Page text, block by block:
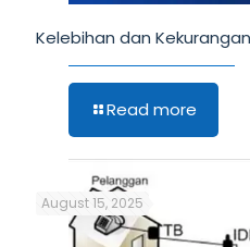
Kelebihan dan
Read more
August 15, 2025